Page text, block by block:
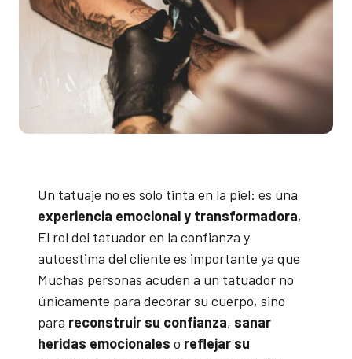
Un tatuaje no es solo tinta en la piel: es una
experiencia emocional y transformadora,
El rol del tatuador en la confianza y
autoestima del cliente es importante ya que
Muchas personas acuden a un tatuador no
únicamente para decorar su cuerpo, sino
para reconstruir su confianza, sanar
heridas emocionales o reflejar su